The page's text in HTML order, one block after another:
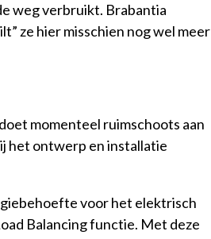
weg verbruikt. Brabantia
ze hier misschien nog wel meer
momenteel ruimschoots aan
het ontwerp en installatie
voor het elektrisch
Balancing functie. Met deze